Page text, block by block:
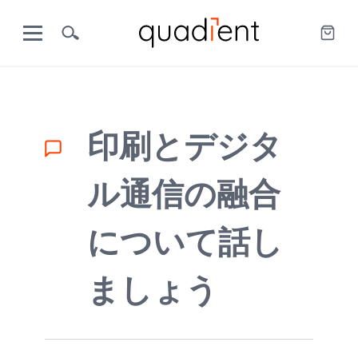
印刷とデジタ
ル通信の融合
について話し
ましょう